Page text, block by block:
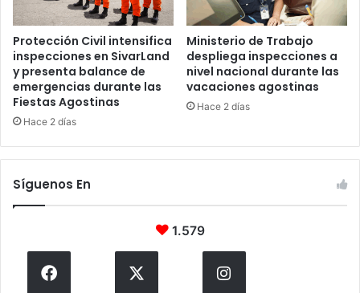
Protección Civil intensifica
inspecciones en SivarLand
y presenta balance de
emergencias durante las
Fiestas Agostinas
Hace 2 días
Ministerio de Trabajo
despliega inspecciones a
nivel nacional durante las
vacaciones agostinas
Hace 2 días
Síguenos En
1.579